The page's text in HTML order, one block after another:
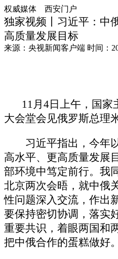
权威媒体 西安门户
独家视频丨习近平：中
高质量发展目标
来源： 央视新闻客户端 时间：
11月4日上午，国家
大会堂会见俄罗斯总理
习近平指出，今年以
高水平、更高质量发展
部环境中笃定前行。我
北京两次会晤，就中俄
性问题深入交流，作出
要保持密切协调，落实
重要共识，着眼两国和
把中俄合作的蛋糕做好。